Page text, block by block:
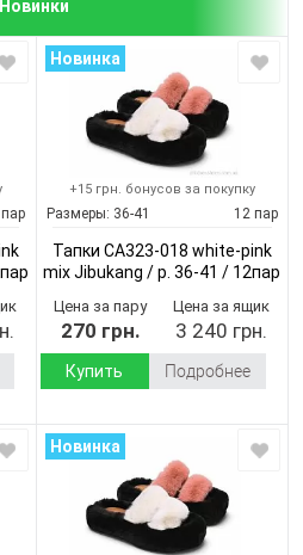
Новинки
Новинка
+15 грн. бонусов за покупку
Размеры: 36-41 12 пар
Тапки CA323-018 white-pink
mix Jibukang / p. 36-41 / 12пар
Цена за пару
270 грн.
Цена за ящик
3 240 грн.
Купить Подробнее
Новинка